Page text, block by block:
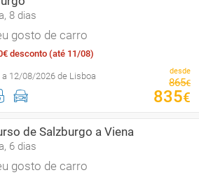
8 dias
gosto de carro
desconto (até 11/08)
a 12/08/2026 de Lisboa desde
865€
835€
de Salzburgo a Viena
6 dias
gosto de carro